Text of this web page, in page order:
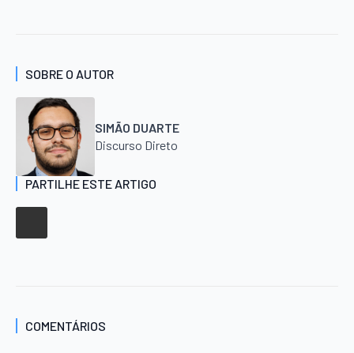
SOBRE O AUTOR
SIMÃO DUARTE
Discurso Direto
PARTILHE ESTE ARTIGO
COMENTÁRIOS